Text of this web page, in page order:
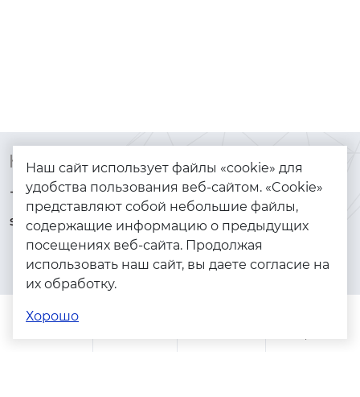
Контакты
+7 (925) 144-64-73
serebryanyye.grani@mail.ru
Каталог
Браслеты
Золото
Серебро
Помощь
Наш сайт использует файлы «cookie» для
удобства пользования веб-сайтом. «Cookie»
представляют собой небольшие файлы,
содержащие информацию о предыдущих
посещениях веб-сайта. Продолжая
использовать наш сайт, вы даете согласие на
их обработку.
Хорошо